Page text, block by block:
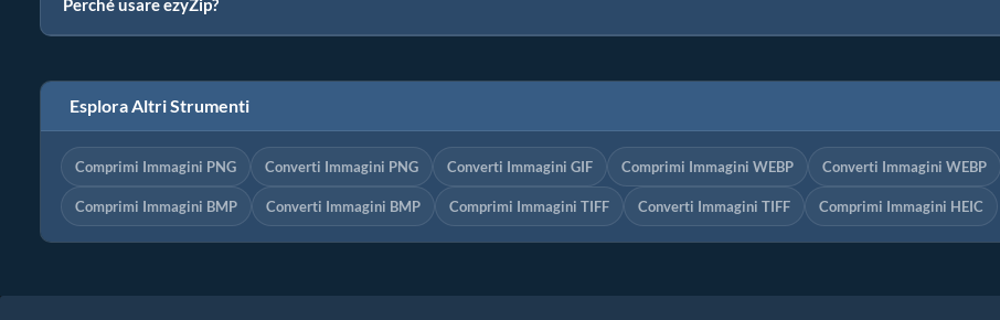
Perché usare ezyZip?
Esplora Altri Strumenti
Comprimi Immagini PNG Converti Immagini PNG Converti Immagini GIF Comprimi Immagini WEBP Converti Immagini WEBP
Comprimi Immagini BMP Converti Immagini BMP Comprimi Immagini TIFF Converti Immagini TIFF Comprimi Immagini HEIC